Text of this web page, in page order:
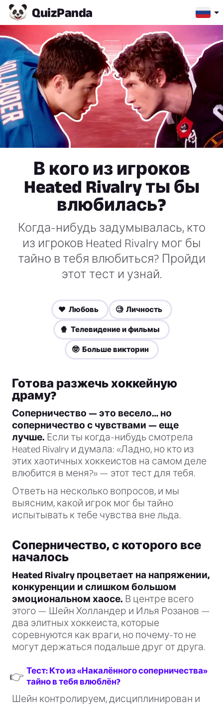
QuizPanda
В кого из игроков
Heated Rivalry ты бы
влюбилась?
Когда-нибудь задумывалась, кто
из игроков Heated Rivalry мог бы
тайно в тебя влюбиться? Пройди
этот тест и узнай.
❤️ Любовь 🧐 Личность
🍿 Телевидение и фильмы
🤓 Больше викторин
Готова разжечь хоккейную
драму?
Соперничество — это весело… но
соперничество с чувствами — еще
лучше. Если ты когда-нибудь смотрела
Heated Rivalry и думала: «Ладно, но кто из
этих хаотичных хоккеистов на самом деле
влюбится в меня?» — этот тест для тебя.
Ответь на несколько вопросов, и мы
выясним, какой игрок мог бы тайно
испытывать к тебе чувства вне льда.
Соперничество, с которого все
началось
Heated Rivalry процветает на напряжении,
конкуренции и слишком большом
эмоциональном хаосе. В центре всего
этого — Шейн Холландер и Илья Розанов —
два элитных хоккеиста, которые
соревнуются как враги, но почему-то не
могут держаться подальше друг от друга.
👉 Тест: Кто из «Накалённого соперничества»
тайно в тебя влюблён?
Шейн контролируем, дисциплинирован и